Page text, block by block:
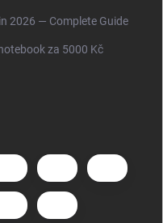
2026 — Complete Guide
za 5000 Kč